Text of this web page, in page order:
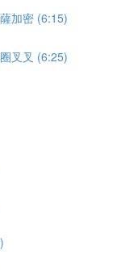
加密 (6:15)
叉叉 (6:25)